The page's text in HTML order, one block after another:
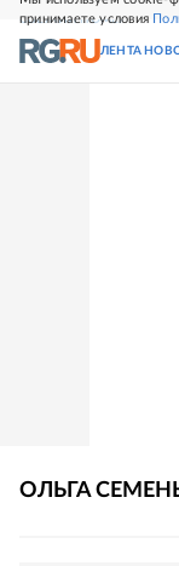
принимаете условия
СВЕЖИЙ НОМЕР
ЛЕНТА
ОЛЬГА